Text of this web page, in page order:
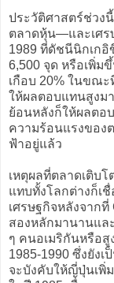
ประวัติศาสตร์ช่วง
ตลาดหุ้น—และเศร
1989 ที่ดัชนีนิกเก
6,500 จุด หรือเพิ่ม
เกือบ 20% ในขณะ
ให้ผลตอบแทนสูงม
ย้อนหลังก็ให้ผลตอ
ความร้อนแรงของ
ฟ้าอยู่แล้ว
เหตุผลที่ตลาดเติบ
แทบทั้งโลกต่างก็เ
เศรษฐกิจหลังจาก
สองหลักมานานแล
ๆ คนอเมริกันหรือสู
1985-1990 ซึ่งยัง
จะบังคับให้ญี่ปุ่นเพิ่